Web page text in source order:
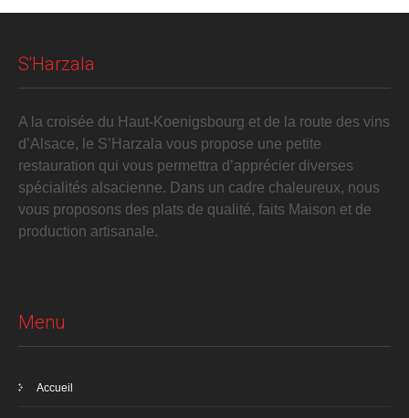
S'Harzala
A la croisée du Haut-Koenigsbourg et de la route des vins
d’Alsace, le S’Harzala vous propose une petite
restauration qui vous permettra d’apprécier diverses
spécialités alsacienne. Dans un cadre chaleureux, nous
vous proposons des plats de qualité, faits Maison et de
production artisanale.
Menu
Accueil